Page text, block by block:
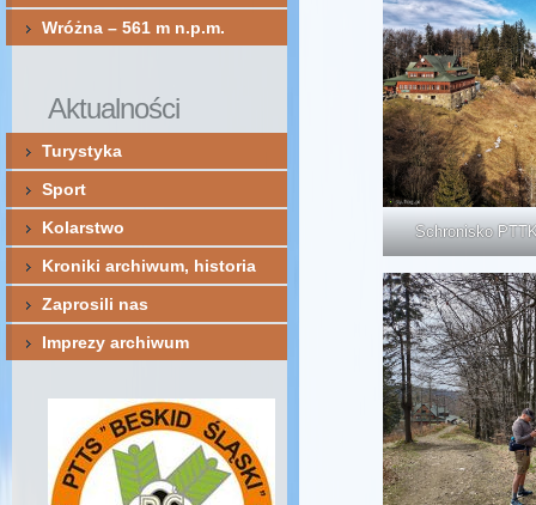
Schronisko
Wróżna – 561 m n.p.m.
Aktualności
Turystyka
Sport
Kolarstwo
Kroniki archiwum, historia
Zaprosili nas
Imprezy archiwum